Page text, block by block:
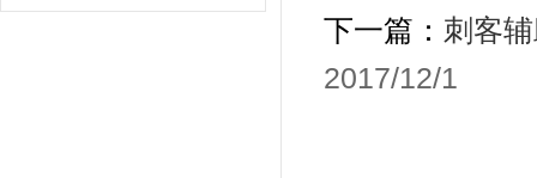
下一篇： 刺客
2017/12/1